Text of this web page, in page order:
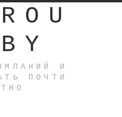
И
ПОЧТИ